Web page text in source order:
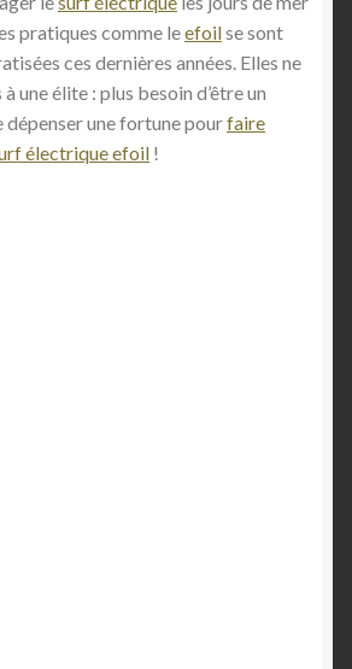
pratiques comme leefoilse sont
ces dernières années. Elles ne
une élite : plus besoin d’être un
dépenser une fortune pourfaire
électrique efoil !